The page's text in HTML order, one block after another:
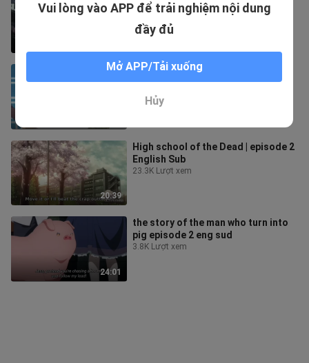
English sub
16.6K Lượt xem
High school of the Dead episode 3
English sub
17.2K Lượt xem
20:39
High school of the Dead | episode 2
English Sub
23.3K Lượt xem
24:01
the story of the man who turn into
pig episode 2 eng sud
3.8K Lượt xem
Vui lòng vào APP để trải nghiệm nội dung
đầy đủ
Mở APP/Tải xuống
Hủy